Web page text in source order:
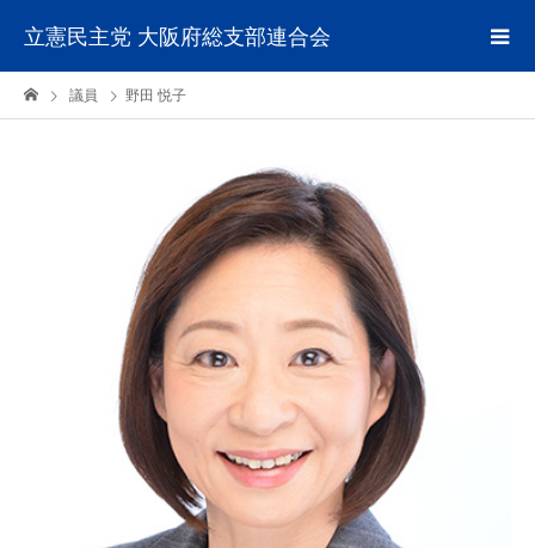
立憲民主党 大阪府総支部連合会
議員 野田 悦子